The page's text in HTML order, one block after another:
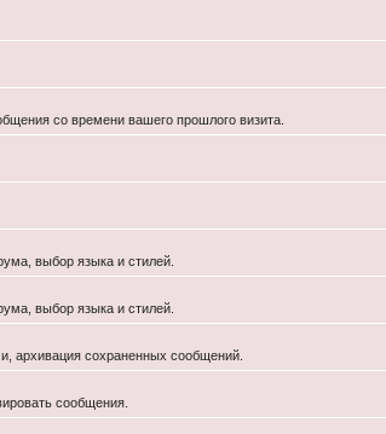
со времени вашего прошлого визита.
выбор языка и стилей.
выбор языка и стилей.
архивация сохраненных сообщений.
сообщения.